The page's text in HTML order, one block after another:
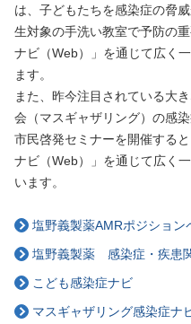
は、子どもたちを感染症の脅
生対象の手洗い教室で予防の
ナビ（Web）」を通じて広く
ます。
また、昨今注目されている大
会（マスギャザリング）の感
市民啓発セミナーを開催する
ナビ（Web）」を通じて広く
います。
塩野義製薬AMRポジション
塩野義製薬 感染症・疾患
こども感染症ナビ
マスギャザリング感染症ナ